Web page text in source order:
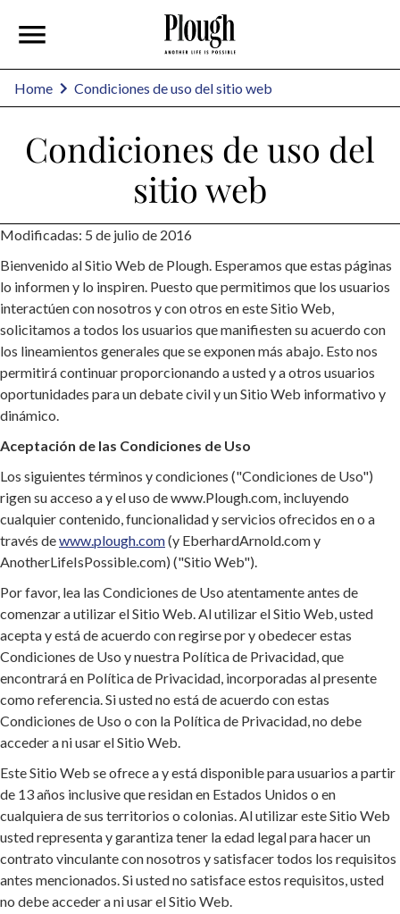
Home Condiciones de uso del sitio web
Condiciones de uso del
sitio web
Modificadas: 5 de julio de 2016
Bienvenido al Sitio Web de Plough. Esperamos que estas páginas
lo informen y lo inspiren. Puesto que permitimos que los usuarios
interactúen con nosotros y con otros en este Sitio Web,
solicitamos a todos los usuarios que manifiesten su acuerdo con
los lineamientos generales que se exponen más abajo. Esto nos
permitirá continuar proporcionando a usted y a otros usuarios
oportunidades para un debate civil y un Sitio Web informativo y
dinámico.
Aceptación de las Condiciones de Uso
Los siguientes términos y condiciones ("Condiciones de Uso")
rigen su acceso a y el uso de www.Plough.com, incluyendo
cualquier contenido, funcionalidad y servicios ofrecidos en o a
través dewww.plough.com(y EberhardArnold.com y
AnotherLifeIsPossible.com) ("Sitio Web").
Por favor, lea las Condiciones de Uso atentamente antes de
comenzar a utilizar el Sitio Web. Al utilizar el Sitio Web, usted
acepta y está de acuerdo con regirse por y obedecer estas
Condiciones de Uso y nuestra Política de Privacidad, que
encontrará en Política de Privacidad, incorporadas al presente
como referencia. Si usted no está de acuerdo con estas
Condiciones de Uso o con la Política de Privacidad, no debe
acceder a ni usar el Sitio Web.
Este Sitio Web se ofrece a y está disponible para usuarios a partir
de 13 años inclusive que residan en Estados Unidos o en
cualquiera de sus territorios o colonias. Al utilizar este Sitio Web
usted representa y garantiza tener la edad legal para hacer un
contrato vinculante con nosotros y satisfacer todos los requisitos
antes mencionados. Si usted no satisface estos requisitos, usted
no debe acceder a ni usar el Sitio Web.